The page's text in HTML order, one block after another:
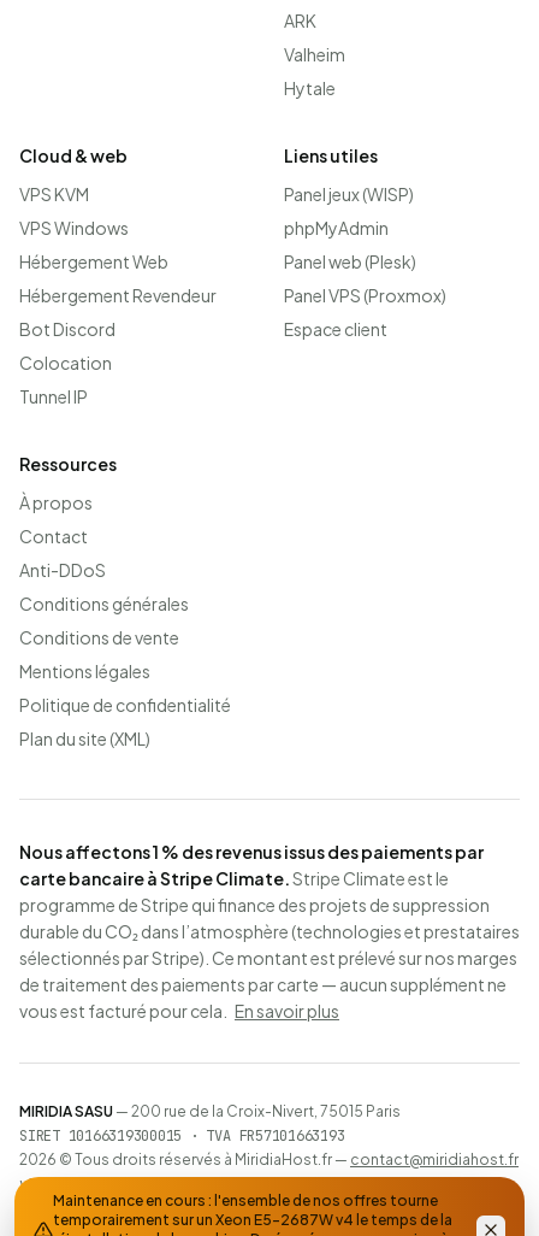
Maintenance en cours : l'ensemble de nos offres tourne
temporairement sur un Xeon E5-2687W v4 le temps de la
ARK
Valheim
Hytale
Cloud & web
VPS KVM
VPS Windows
Hébergement Web
Hébergement Revendeur
Bot Discord
Colocation
Tunnel IP
Liens utiles
Panel jeux (WISP)
phpMyAdmin
Panel web (Plesk)
Panel VPS (Proxmox)
Espace client
Ressources
À propos
Contact
Anti-DDoS
Conditions générales
Conditions de vente
Mentions légales
Politique de confidentialité
Plan du site (XML)
Nous affectons 1 % des revenus issus des paiements par
carte bancaire à Stripe Climate.Stripe Climate est le
programme de Stripe qui finance des projets de suppression
durable du CO₂ dans l’atmosphère (technologies et prestataires
sélectionnés par Stripe). Ce montant est prélevé sur nos marges
de traitement des paiements par carte — aucun supplément ne
vous est facturé pour cela.
En savoir plus
MIRIDIA SASU — 200 rue de la Croix-Nivert, 75015 Paris
SIRET 10166319300015 · TVA FR57101663193
2026 © Tous droits réservés à MiridiaHost.fr — contact@miridiahost.fr
v0.0.2
🇫🇷 Français 🇬🇧 English 🇪🇸Español